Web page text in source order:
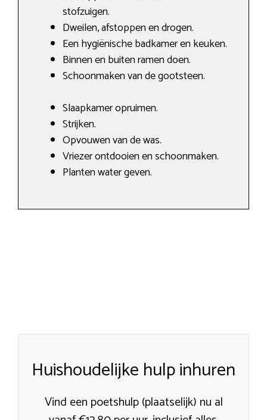
stofzuigen.
Dweilen, afstoppen en drogen.
Een hygiënische badkamer en keuken.
Binnen en buiten ramen doen.
Schoonmaken van de gootsteen.
Slaapkamer opruimen.
Strijken.
Opvouwen van de was.
Vriezer ontdooien en schoonmaken.
Planten water geven.
Huishoudelijke hulp inhuren
Vind een poetshulp (plaatselijk) nu al